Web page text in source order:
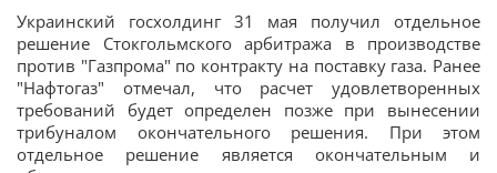
Украинский госхолдинг 31 мая получил отдельное
решение Стокгольмского арбитража в производстве
против "Газпрома" по контракту на поставку газа. Ранее
"Нафтогаз" отмечал, что расчет удовлетворенных
требований будет определен позже при вынесении
трибуналом окончательного решения. При этом
отдельное решение является окончательным и